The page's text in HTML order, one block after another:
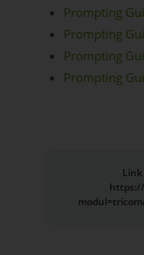
Prompting
Prompting
Prompting
Prompting